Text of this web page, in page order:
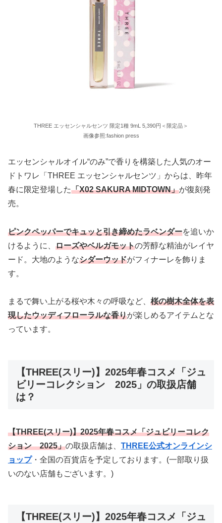
THREE エッセンシャルセンツ 限定1種 9mL 5,390円＜限定品＞
画像参照:fashion press
エッセンシャルオイル“のみ”で香りを構築した人気のオー
ドトワレ「THREE エッセンシャルセンツ」からは、昨年
春に限定登場した「X02 SAKURA MIDTOWN」が復刻発
売。
ピンクペッパーでキュッと引き締めたラベンダーを追いか
けるように、 ローズやベルガモットの芳醇な精油がレイヤ
ード。大地のようなシダーウッドがフィナーレを飾りま
す。
まるで舞い上がる桜や木々の呼吸など、 桜の樹木全体を表
現したウッディフローラルな香りが楽しめるアイテムとな
っています。
【THREE(スリー)】2025年春コスメ「ジュ
ビリーコレクション 2025」の取扱店舗
は？
【THREE(スリー)】2025年春コスメ「ジュビリーコレク
ション 2025」の取扱店舗は、 THREE公式オンラインシ
ョップ・全国の百貨店を予定しております。(一部取り扱
いのない店舗もございます。)
【THREE(スリー)】2025年春コスメ「ジュ